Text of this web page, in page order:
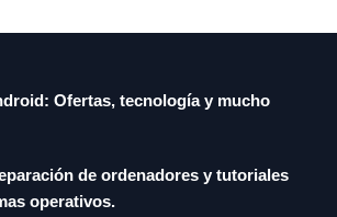
Ofertas, tecnología y mucho
de ordenadores y tutoriales
operativos.